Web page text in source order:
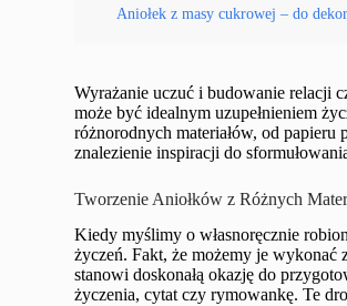
Aniołek z masy cukrowej – do
Wyrażanie uczuć i budowanie relacji
może być idealnym uzupełnieniem
różnorodnych materiałów, od
znalezienie inspiracji do
Tworzenie Aniołków z Różnych
Kiedy myślimy o własnoręcznie
życzeń. Fakt, że możemy je wykonać
stanowi doskonałą okazję do
życzenia, cytat czy rymowankę. Te